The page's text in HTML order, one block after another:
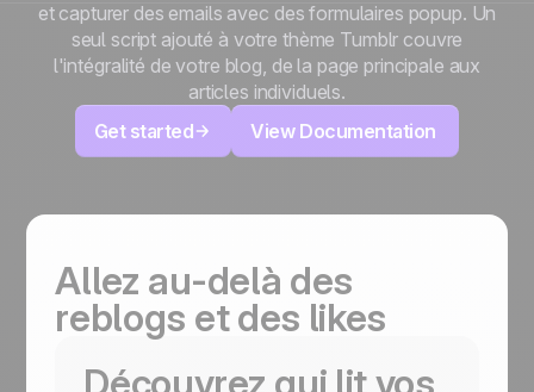
et capturer des emails avec des formulaires popup. Un
seul script ajouté à votre thème Tumblr couvre
l'intégralité de votre blog, de la page principale aux
articles individuels.
Get started
View Documentation
Allez au-delà des
reblogs et des likes